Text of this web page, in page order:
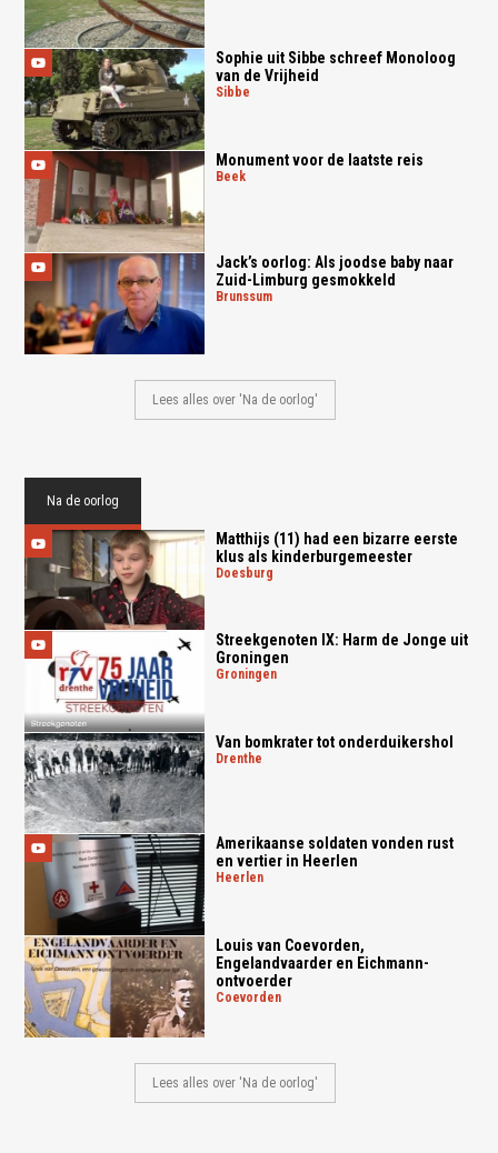
Sophie uit Sibbe schreef Monoloog
van de Vrijheid
sibbe
Monument voor de laatste reis
beek
Jack’s oorlog: Als joodse baby naar
Zuid-Limburg gesmokkeld
brunssum
Lees alles over 'Na de oorlog'
Na de oorlog
Matthijs (11) had een bizarre eerste
klus als kinderburgemeester
doesburg
Streekgenoten IX: Harm de Jonge uit
Groningen
groningen
Van bomkrater tot onderduikershol
drenthe
Amerikaanse soldaten vonden rust
en vertier in Heerlen
heerlen
Louis van Coevorden,
Engelandvaarder en Eichmann-
ontvoerder
coevorden
Lees alles over 'Na de oorlog'